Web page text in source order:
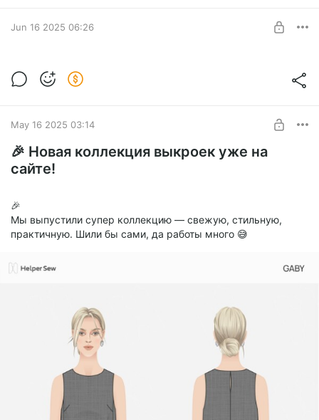
Jun 16 2025 06:26
4 🌞
May 16 2025 03:14
🎉 Новая коллекция выкроек уже на
сайте!
🎉
Мы выпустили супер коллекцию — свежую, стильную,
практичную. Шили бы сами, да работы много 😅